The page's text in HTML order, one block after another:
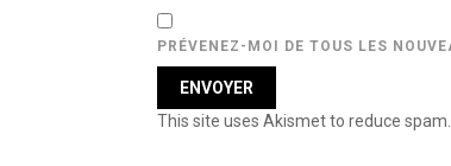
PRÉVENEZ-MOI DE TOUS LES
This site uses Akismet to reduce spam.